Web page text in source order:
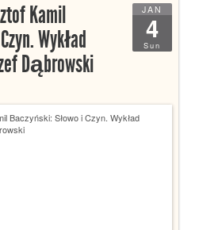
JAN
4
Sun
Kamil
Wykład
Dąbrowski